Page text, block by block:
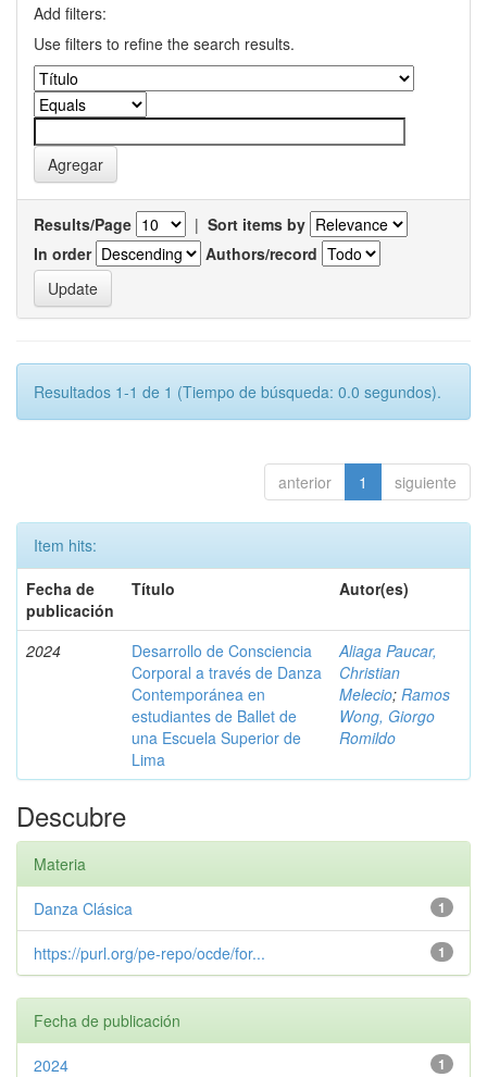
Add filters:
Use filters to refine the search results.
Results/Page | Sort items by
In order
Authors/record
Resultados 1-1 de 1 (Tiempo de búsqueda: 0.0 segundos).
anterior 1 siguiente
Item hits:
Fecha de
publicación
Título Autor(es)
2024
Desarrollo de Consciencia
Corporal a través de Danza
Contemporánea en
estudiantes de Ballet de
una Escuela Superior de
Lima
Aliaga Paucar,
Christian
Melecio; Ramos
Wong, Giorgo
Romildo
Descubre
Materia
1
Danza Clásica
1
https://purl.org/pe-repo/ocde/for...
Fecha de publicación
1
2024